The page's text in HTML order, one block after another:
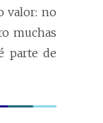
valor: no
muchas
parte de